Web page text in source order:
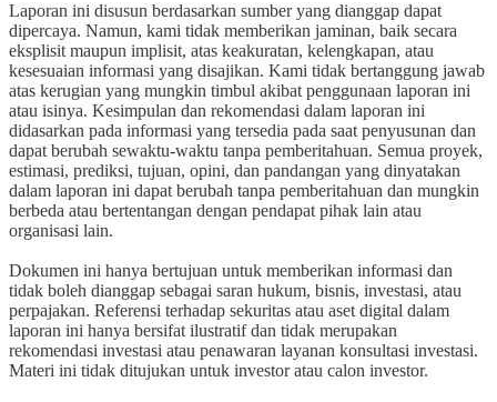
Laporan ini disusun berdasarkan sumber yang dianggap dapat
dipercaya. Namun, kami tidak memberikan jaminan, baik secara
eksplisit maupun implisit, atas keakuratan, kelengkapan, atau
kesesuaian informasi yang disajikan. Kami tidak bertanggung jawab
atas kerugian yang mungkin timbul akibat penggunaan laporan ini
atau isinya. Kesimpulan dan rekomendasi dalam laporan ini
didasarkan pada informasi yang tersedia pada saat penyusunan dan
dapat berubah sewaktu-waktu tanpa pemberitahuan. Semua proyek,
estimasi, prediksi, tujuan, opini, dan pandangan yang dinyatakan
dalam laporan ini dapat berubah tanpa pemberitahuan dan mungkin
berbeda atau bertentangan dengan pendapat pihak lain atau
organisasi lain.
Dokumen ini hanya bertujuan untuk memberikan informasi dan
tidak boleh dianggap sebagai saran hukum, bisnis, investasi, atau
perpajakan. Referensi terhadap sekuritas atau aset digital dalam
laporan ini hanya bersifat ilustratif dan tidak merupakan
rekomendasi investasi atau penawaran layanan konsultasi investasi.
Materi ini tidak ditujukan untuk investor atau calon investor.